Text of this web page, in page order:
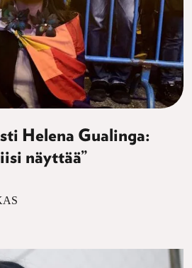
Helena Gualinga:
näyttää”